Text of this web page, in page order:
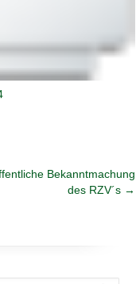
Bekanntmachung
des RZV´s →